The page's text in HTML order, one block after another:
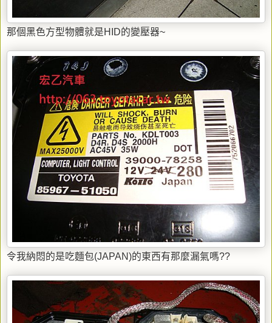
那個黑色方型物體就是HID的變壓器~
令我納悶的是吃麵包(JAPAN)的東西有那麼漏氣嗎??